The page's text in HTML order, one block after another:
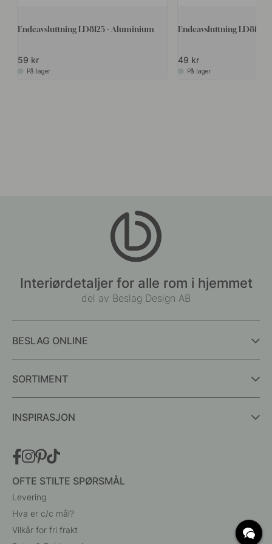
Endeavsluttning LD8125 - Aluminium
59 kr
På lager
Endeavsluttning LD8125 -
49 kr
På lager
Interiørdetaljer for alle rom i hjemmet
del av Beslag Design AB
BESLAG ONLINE
SORTIMENT
INSPIRASJON
OFTE STILTE SPØRSMÅL
Levering
Hva er c/c mål?
Vilkår for fri frakt